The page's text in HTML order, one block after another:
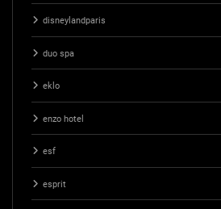
disneylandparis
duo spa
eklo
enzo hotel
esf
esprit